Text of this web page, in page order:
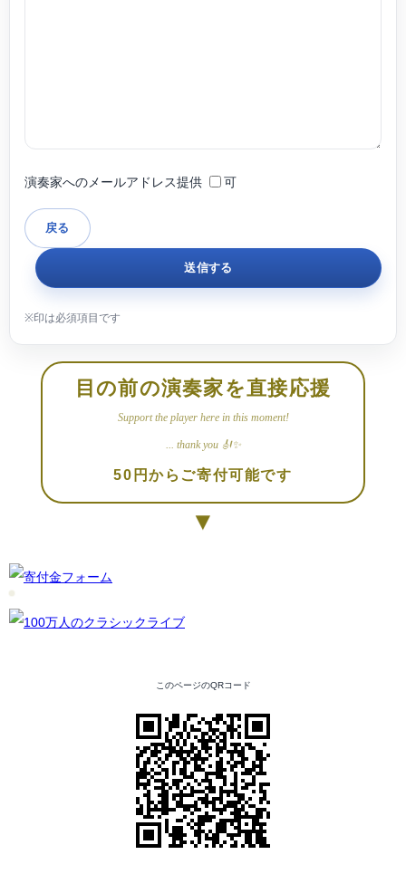
演奏家へのメールアドレス提供 可
目の前の演奏家を直接応援
Support the player here in this moment!
... thank you 🎻✨
50円からご寄付可能です
▼
このページのQRコード